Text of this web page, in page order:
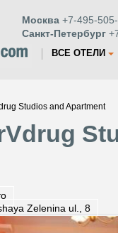
Москва +7-495-
Санкт-Петербург
ВСЕ ОТЕЛИ
Studios and Apartment
Zelenina ul., 8